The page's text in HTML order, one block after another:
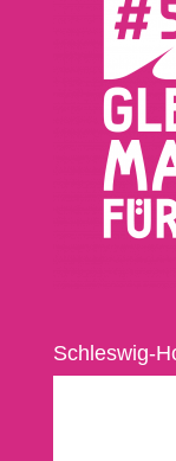
Schleswig-